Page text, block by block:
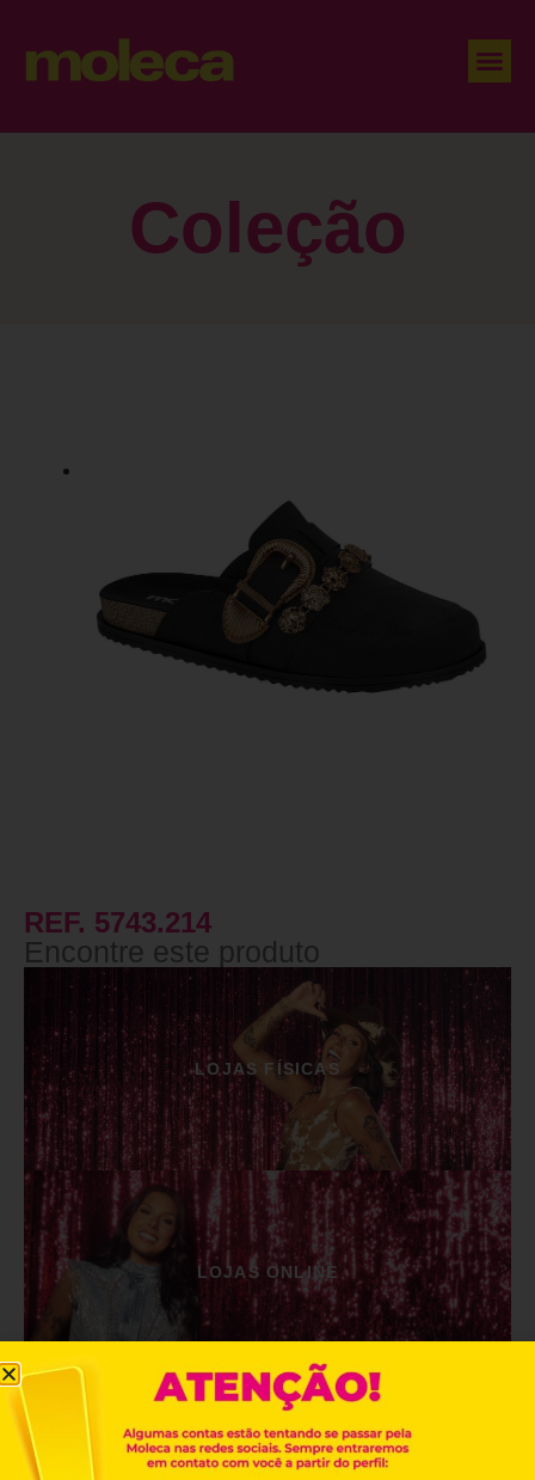
Coleção
REF. 5743.214
Encontre este produto
LOJAS FÍSICAS
LOJAS ONLINE